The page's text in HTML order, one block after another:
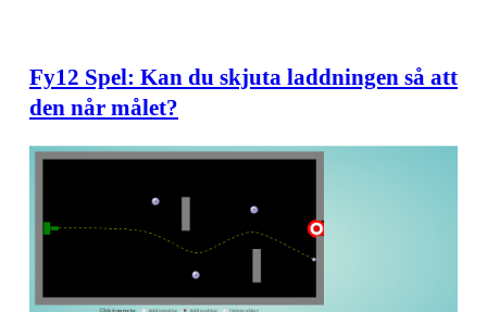
Fy12 Spel: Kan du skjuta laddningen så att
den når målet?